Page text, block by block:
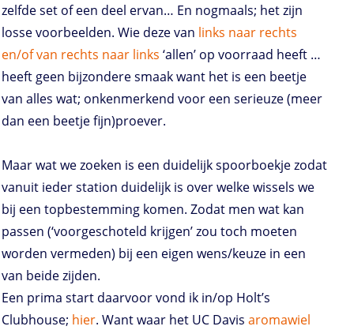
zelfde set of een deel ervan… En nogmaals; het zijn
losse voorbeelden. Wie deze van links naar rechts
en/of van rechts naar links ‘allen’ op voorraad heeft …
heeft geen bijzondere smaak want het is een beetje
van alles wat; onkenmerkend voor een serieuze (meer
dan een beetje fijn)proever.
Maar wat we zoeken is een duidelijk spoorboekje zodat
vanuit ieder station duidelijk is over welke wissels we
bij een topbestemming komen. Zodat men wat kan
passen (‘voorgeschoteld krijgen’ zou toch moeten
worden vermeden) bij een eigen wens/keuze in een
van beide zijden.
Een prima start daarvoor vond ik in/op Holt’s
Clubhouse; hier. Want waar het UC Davis aromawiel